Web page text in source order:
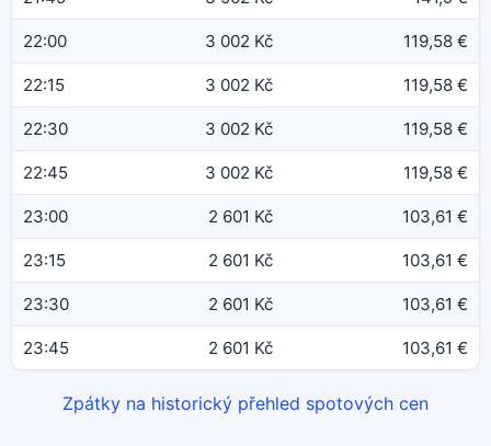
22:00 3 002 Kč 119,58 €
22:15 3 002 Kč 119,58 €
22:30 3 002 Kč 119,58 €
22:45 3 002 Kč 119,58 €
23:00 2 601 Kč 103,61 €
23:15 2 601 Kč 103,61 €
23:30 2 601 Kč 103,61 €
23:45 2 601 Kč 103,61 €
Zpátky na historický přehled spotových cen